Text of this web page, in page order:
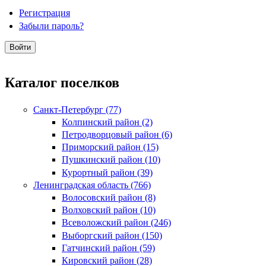
Регистрация
Забыли пароль?
Каталог поселков
Санкт-Петербург (77)
Колпинский район (2)
Петродворцовый район (6)
Приморский район (15)
Пушкинский район (10)
Курортный район (39)
Ленинградская область (766)
Волосовский район (8)
Волховский район (10)
Всеволожский район (246)
Выборгский район (150)
Гатчинский район (59)
Кировский район (28)